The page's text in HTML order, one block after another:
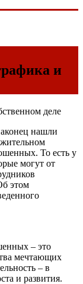
и
деле
нашли
То есть у
могут от
этом
– это
мечтающих
– в
и развития.